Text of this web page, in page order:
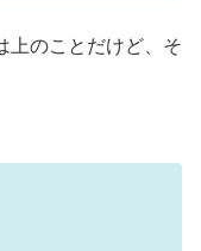
上のことだけど、そ